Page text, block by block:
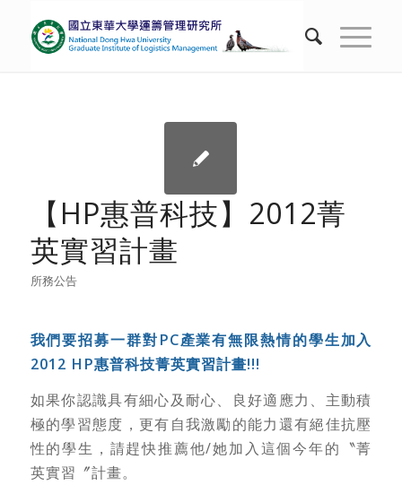
【HP惠普科技】2012菁
英實習計畫
所務公告
我們要招募一群對PC產業有無限熱情的學生加入
2012 HP惠普科技菁英實習計畫!!!
如果你認識具有細心及耐心、良好適應力、主動積
極的學習態度，更有自我激勵的能力還有絕佳抗壓
性的學生，請趕快推薦他/她加入這個今年的〝菁
英實習〞計畫。